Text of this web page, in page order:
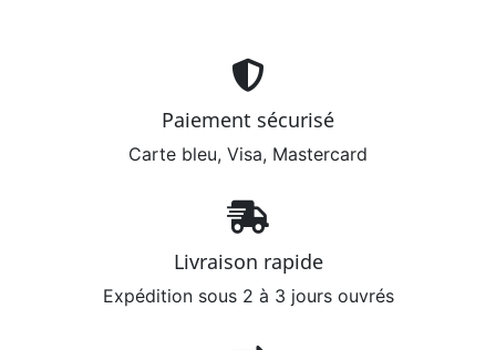
Paiement sécurisé
Carte bleu, Visa, Mastercard
Livraison rapide
Expédition sous 2 à 3 jours ouvrés